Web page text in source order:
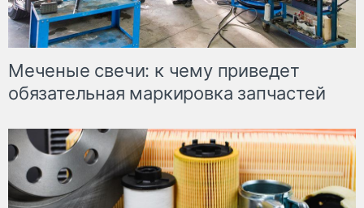
Меченые свечи: к чему приведет
обязательная маркировка запчастей